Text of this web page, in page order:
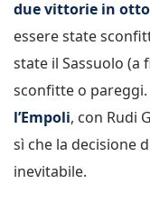
due vittorie in
essere state
state il Sassuolo (a
sconfitte o pareggi.
l’Empoli, con Rudi
sì che la decisione
inevitabile.